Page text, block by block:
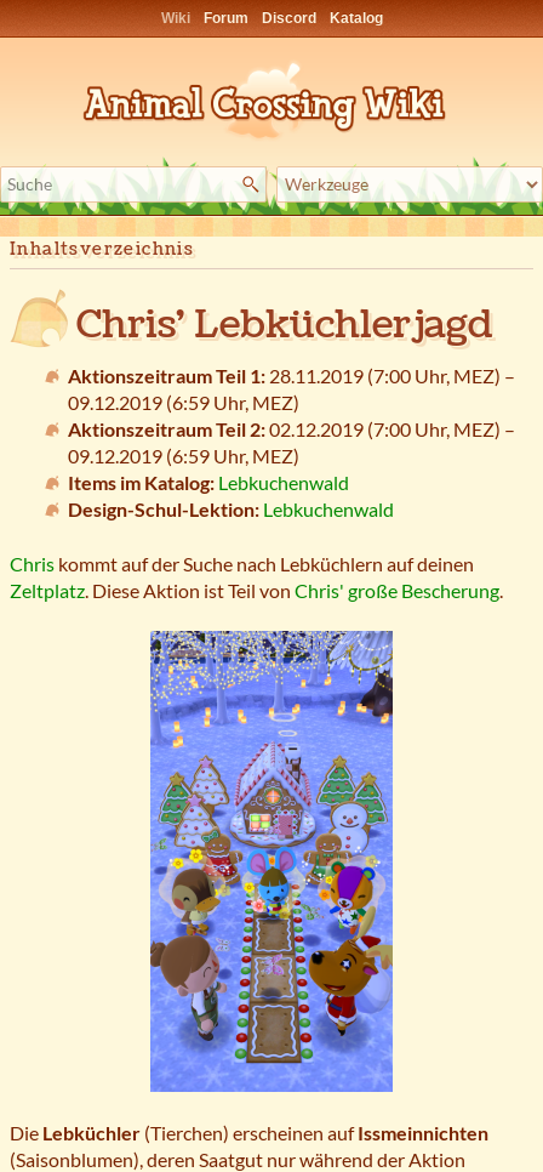
Wiki Forum Discord Katalog
Inhaltsverzeichnis
Chris' Lebküchlerjagd
Aktionszeitraum Teil 1: 28.11.2019 (7:00 Uhr, MEZ) –
09.12.2019 (6:59 Uhr, MEZ)
Aktionszeitraum Teil 2:02.12.2019 (7:00 Uhr, MEZ) –
09.12.2019 (6:59 Uhr, MEZ)
Items im Katalog: Lebkuchenwald
Design-Schul-Lektion: Lebkuchenwald
Chris kommt auf der Suche nach Lebküchlern auf deinen
Zeltplatz . Diese Aktion ist Teil von Chris' große Bescherung
Die Lebküchler (Tierchen) erscheinen aufIssmeinnichten
(Saisonblumen), deren Saatgut nur während der Aktion